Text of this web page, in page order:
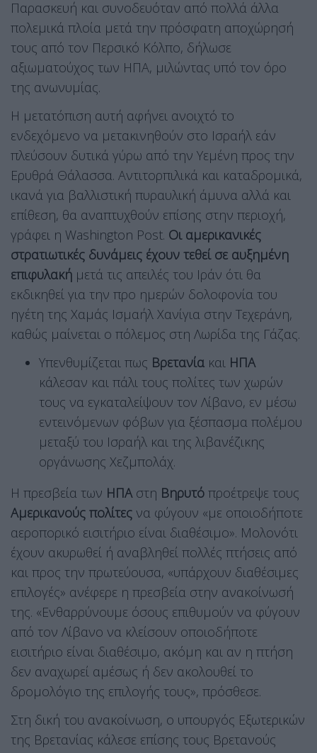
Παρασκευή και συνοδευόταν από πολλά άλλα
πολεμικά πλοία μετά την πρόσφατη αποχώρησή
τους από τον Περσικό Κόλπο, δήλωσε
αξιωματούχος των ΗΠΑ, μιλώντας υπό τον όρο
της ανωνυμίας.
Η μετατόπιση αυτή αφήνει ανοιχτό το
ενδεχόμενο να μετακινηθούν στο Ισραήλ εάν
πλεύσουν δυτικά γύρω από την Υεμένη προς την
Ερυθρά Θάλασσα. Aντιτορπιλικά και καταδρομικά,
ικανά για βαλλιστική πυραυλική άμυνα αλλά και
επίθεση, θα αναπτυχθούν επίσης στην περιοχή,
γράφει η Washington Post. Οι αμερικανικές
στρατιωτικές δυνάμεις έχουν τεθεί σε αυξημένη
επιφυλακή μετά τις απειλές του Ιράν ότι θα
εκδικηθεί για την προ ημερών δολοφονία του
ηγέτη της Χαμάς Ισμαήλ Χανίγια στην Τεχεράνη,
καθώς μαίνεται ο πόλεμος στη Λωρίδα της Γάζας.
Υπενθυμίζεται πως Βρετανία και ΗΠΑ
κάλεσαν και πάλι τους πολίτες των χωρών
τους να εγκαταλείψουν τον Λίβανο, εν μέσω
εντεινόμενων φόβων για ξέσπασμα πολέμου
μεταξύ του Ισραήλ και της λιβανέζικης
οργάνωσης Χεζμπολάχ.
Η πρεσβεία των ΗΠΑ στη Βηρυτό προέτρεψε τους
Αμερικανούς πολίτες να φύγουν «με οποιοδήποτε
αεροπορικό εισιτήριο είναι διαθέσιμο». Μολονότι
έχουν ακυρωθεί ή αναβληθεί πολλές πτήσεις από
και προς την πρωτεύουσα, «υπάρχουν διαθέσιμες
επιλογές» ανέφερε η πρεσβεία στην ανακοίνωσή
της. «Ενθαρρύνουμε όσους επιθυμούν να φύγουν
από τον Λίβανο να κλείσουν οποιοδήποτε
εισιτήριο είναι διαθέσιμο, ακόμη και αν η πτήση
δεν αναχωρεί αμέσως ή δεν ακολουθεί το
δρομολόγιο της επιλογής τους», πρόσθεσε.
Στη δική του ανακοίνωση, ο υπουργός Εξωτερικών
της Βρετανίας κάλεσε επίσης τους Βρετανούς